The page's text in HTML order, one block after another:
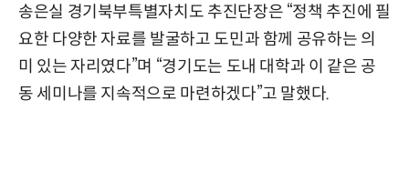
송은실 경기북부특별자치도 추진단장은 “정책 추진에 필
요한 다양한 자료를 발굴하고 도민과 함께 공유하는 의
미 있는 자리였다”며 “경기도는 도내 대학과 이 같은 공
동 세미나를 지속적으로 마련하겠다”고 말했다.